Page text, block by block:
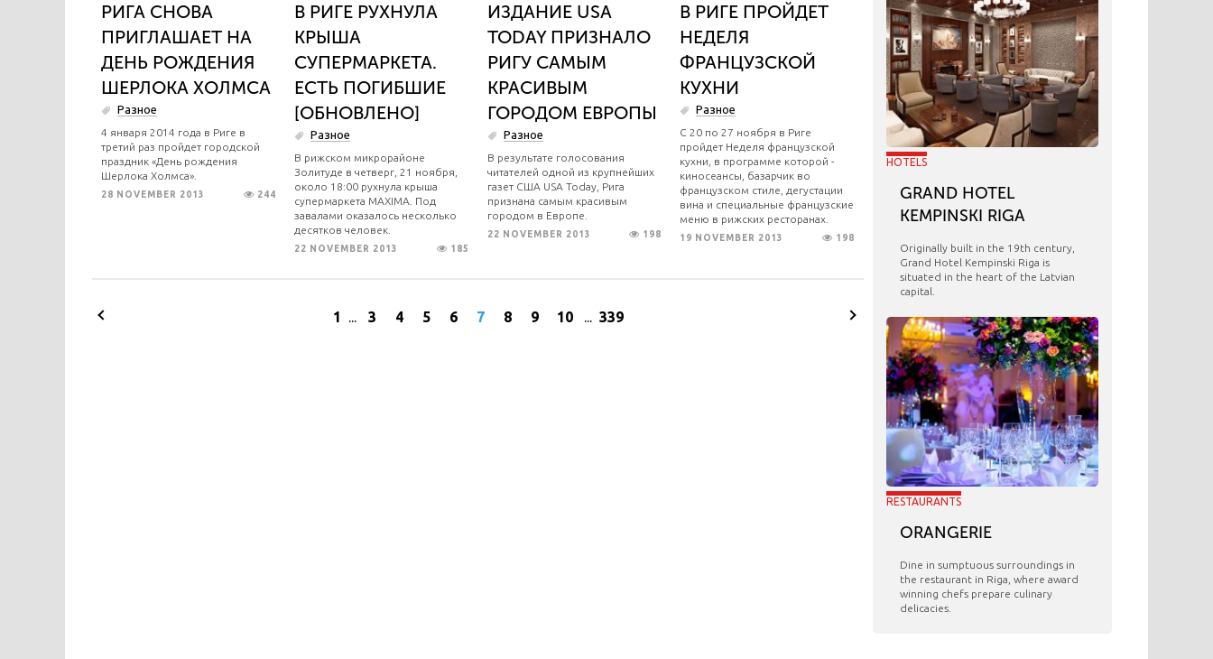
РИГА СНОВА
ПРИГЛАШАЕТ НА
ДЕНЬ РОЖДЕНИЯ
ШЕРЛОКА ХОЛМСА
Разное
4 января 2014 года в Риге в
третий раз пройдет городской
праздник «День рождения
Шерлока Холмса».
28 NOVEMBER 2013 244
В РИГЕ РУХНУЛА
КРЫША
СУПЕРМАРКЕТА.
ЕСТЬ ПОГИБШИЕ
[ОБНОВЛЕНО]
Разное
В рижском микрорайоне
Золитуде в четверг, 21 ноября,
около 18:00 рухнула крыша
супермаркета MAXIMA. Под
завалами оказалось несколько
десятков человек.
22 NOVEMBER 2013 185
ИЗДАНИЕ USA
TODAY ПРИЗНАЛО
РИГУ САМЫМ
КРАСИВЫМ
ГОРОДОМ ЕВРОПЫ
Разное
В результате голосования
читателей одной из крупнейших
газет США USA Today, Рига
признана самым красивым
городом в Европе.
22 NOVEMBER 2013 198
В РИГЕ ПРОЙДЕТ
НЕДЕЛЯ
ФРАНЦУЗСКОЙ
КУХНИ
Разное
С 20 по 27 ноября в Риге
пройдет Неделя французской
кухни, в программе которой -
киносеансы, базарчик во
французском стиле, дегустации
вина и специальные французские
меню в рижских ресторанах.
19 NOVEMBER 2013 198
1 ... 3 4 5 6 7 8 9 10 ... 339
HOTELS
GRAND HOTEL
KEMPINSKI RIGA
Originally built in the 19th century,
Grand Hotel Kempinski Riga is
situated in the heart of the Latvian
capital.
RESTAURANTS
ORANGERIE
​Dine in sumptuous surroundings in
the restaurant in Riga, where award
winning chefs prepare culinary
delicacies.